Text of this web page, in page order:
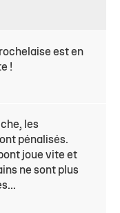
est en
!
les
pénalisés.
joue vite et
ne sont plus